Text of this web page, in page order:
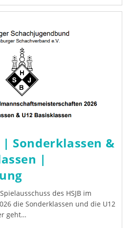
| Sonderklassen &
|
des HSJB im
die Sonderklassen und die U12
geht…